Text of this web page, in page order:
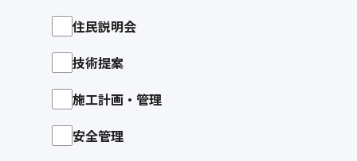
住民説明会
技術提案
施工計画・管理
安全管理